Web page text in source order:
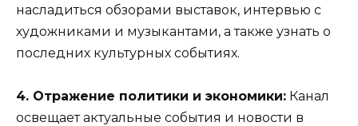
насладиться обзорами выставок, интервью с
художниками и музыкантами, а также узнать о
последних культурных событиях.
4. Отражение политики и экономики: Канал
освещает актуальные события и новости в